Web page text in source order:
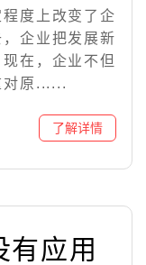
度上改变了企
企业把发展新
在，企业不但
对原......
有应用